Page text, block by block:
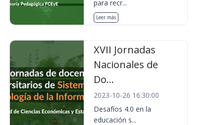
para recr...
Leer más
XVII Jornadas
Nacionales de
Do...
2023-10-26 16:30:00
Desafíos 4.0 en la
educación s...